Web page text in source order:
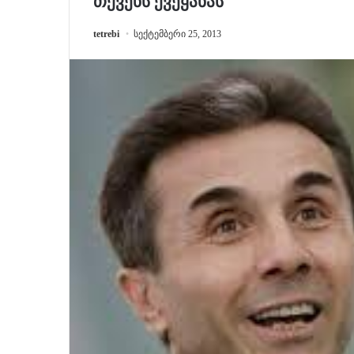
tetrebi სექტემბერი 25, 2013